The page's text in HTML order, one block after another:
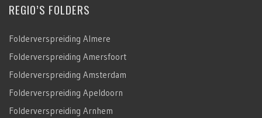
REGIO’S FOLDERS
Folderverspreiding Almere
Folderverspreiding Amersfoort
Folderverspreiding Amsterdam
Folderverspreiding Apeldoorn
Folderverspreiding Arnhem